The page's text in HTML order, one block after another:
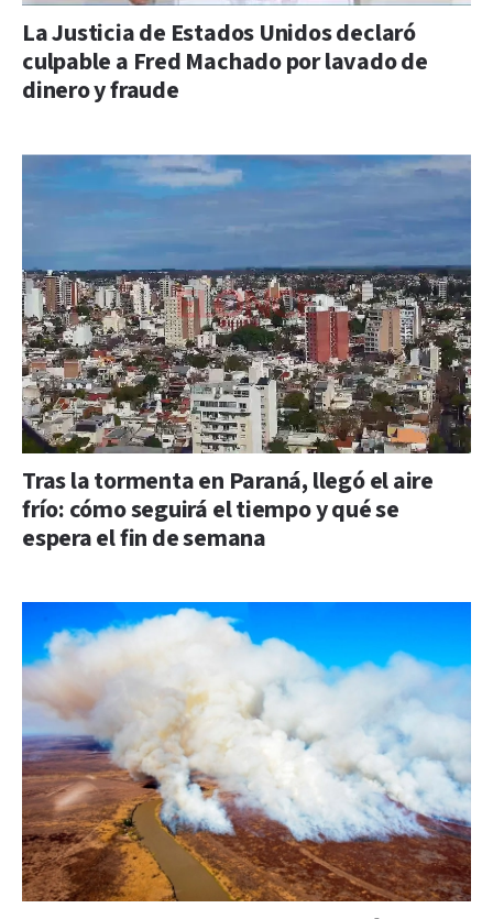
La Justicia de Estados Unidos declaró
culpable a Fred Machado por lavado de
dinero y fraude
Tras la tormenta en Paraná, llegó el aire
frío: cómo seguirá el tiempo y qué se
espera el fin de semana